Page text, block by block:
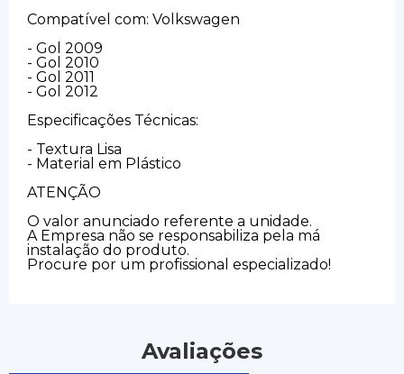
Compatível com: Volkswagen
- Gol 2009
- Gol 2010
- Gol 2011
- Gol 2012
Especificações Técnicas:
- Textura Lisa
- Material em Plástico
ATENÇÃO
O valor anunciado referente a unidade.
A Empresa não se responsabiliza pela má
instalação do produto.
Procure por um profissional especializado!
Avaliações